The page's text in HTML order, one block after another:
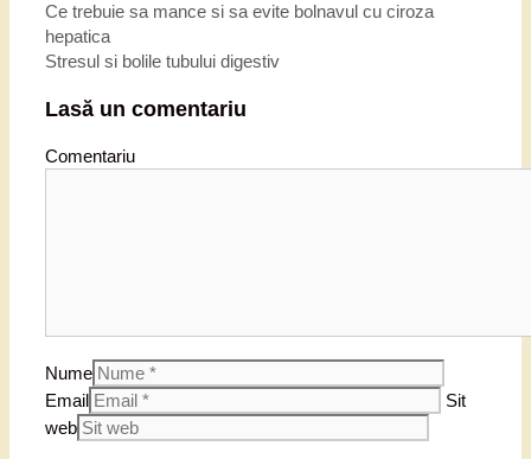
Ce trebuie sa mance si sa evite bolnavul cu ciroza
hepatica
Stresul si bolile tubului digestiv
Lasă un comentariu
Comentariu
Nume
Email
Sit
web